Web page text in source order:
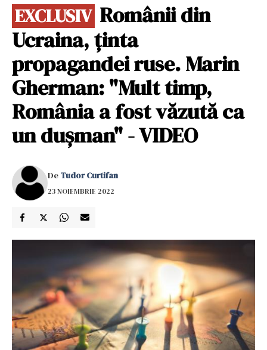
EXCLUSIV Românii din
Ucraina, ținta
propagandei ruse. Marin
Gherman: "Mult timp,
România a fost văzută ca
un dușman" - VIDEO
De Tudor Curtifan
23 NOIEMBRIE 2022